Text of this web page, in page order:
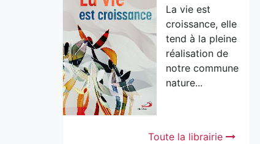
La vie est
croissance, elle
tend à la pleine
réalisation de
notre commune
nature...
Toute la librairie